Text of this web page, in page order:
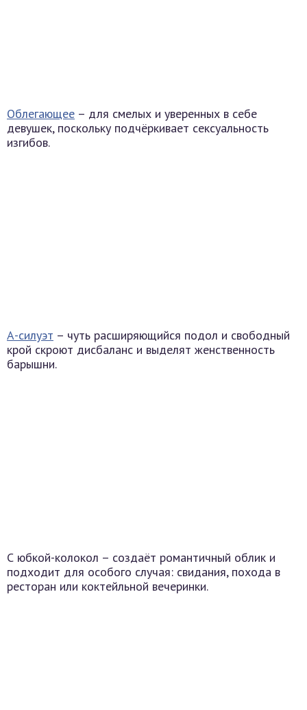
Облегающее – для смелых и уверенных в себе
девушек, поскольку подчёркивает сексуальность
изгибов.
А-силуэт – чуть расширяющийся подол и свободный
крой скроют дисбаланс и выделят женственность
барышни.
С юбкой-колокол – создаёт романтичный облик и
подходит для особого случая: свидания, похода в
ресторан или коктейльной вечеринки.